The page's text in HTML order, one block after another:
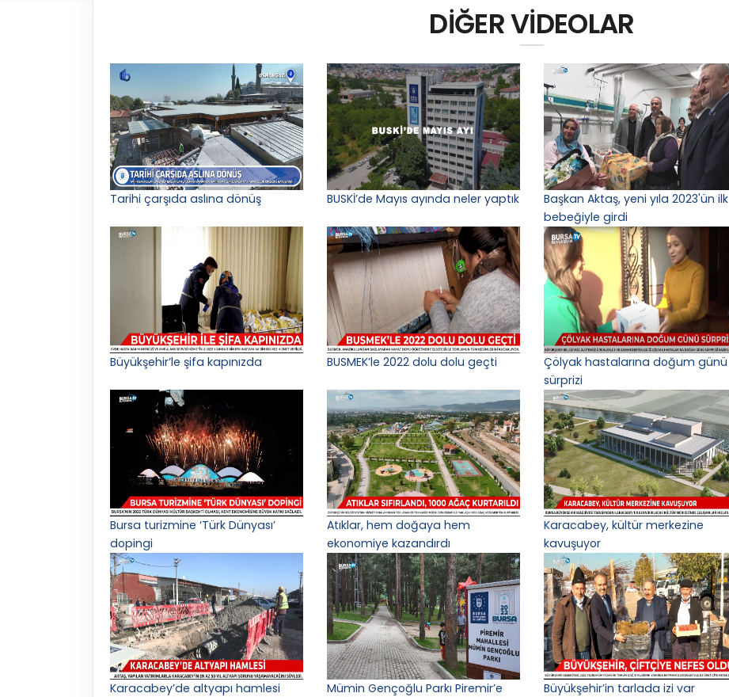
DİĞER VİDEOLAR
Tarihi çarşıda aslına dönüş BUSKİ’de Mayıs ayında neler yaptık
Başkan Aktaş, yeni yıla 2023'ün ilk
bebeğiyle girdi
Büyükşehir’le şifa kapınızda BUSMEK’le 2022 dolu dolu geçti
Çölyak hastalarına doğum günü
sürprizi
Bursa turizmine ‘Türk Dünyası’
dopingi
Atıklar, hem doğaya hem
ekonomiye kazandırdı
Karacabey, kültür merkezine
kavuşuyor
Karacabey’de altyapı hamlesi
Mümin Gençoğlu Parkı Piremir’e
Büyükşehir’in tarlada izi var